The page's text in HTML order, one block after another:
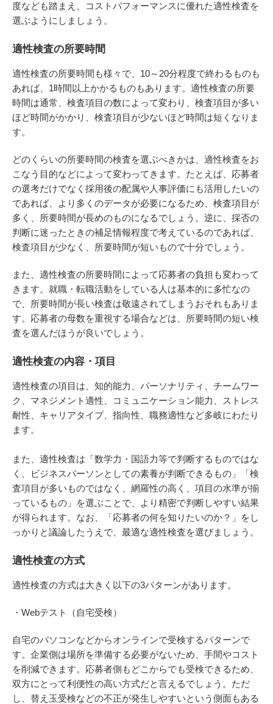
度なども踏まえ、コストパフォーマンスに優れた適性検査を
選ぶようにしましょう。
適性検査の所要時間
適性検査の所要時間も様々で、10～20分程度で終わるものも
あれば、1時間以上かかるものもあります。適性検査の所要
時間は通常、検査項目の数によって変わり、検査項目が多い
ほど時間がかかり、検査項目が少ないほど時間は短くなりま
す。
どのくらいの所要時間の検査を選ぶべきかは、適性検査をお
こなう目的などによって変わってきます。たとえば、応募者
の選考だけでなく採用後の配属や人事評価にも活用したいの
であれば、より多くのデータが必要になるため、検査項目が
多く、所要時間が長めのものになるでしょう。逆に、採否の
判断に迷ったときの補足情報程度で考えているのであれば、
検査項目が少なく、所要時間が短いもので十分でしょう。
また、適性検査の所要時間によって応募者の負担も変わって
きます。就職・転職活動をしている人は基本的に多忙なの
で、所要時間が長い検査は敬遠されてしまうおそれもありま
す。応募者の母数を重視する場合などは、所要時間の短い検
査を選んだほうが良いでしょう。
適性検査の内容・項目
適性検査の項目は、知的能力、パーソナリティ、チームワー
ク、マネジメント適性、コミュニケーション能力、ストレス
耐性、キャリアタイプ、指向性、職務適性など多岐にわたり
ます。
また、適性検査は「数学力・国語力等で判断するものではな
く、ビジネスパーソンとしての素養が判断できるもの」「検
査項目が多いものではなく、網羅性の高く、項目の水準が揃
っているもの」を選ぶことで、より精密で判断しやすい結果
が得られます。なお、「応募者の何を知りたいのか？」をし
っかりと議論したうえで、最適な適性検査を選びましょう。
適性検査の方式
適性検査の方式は大きく以下の3パターンがあります。
・Webテスト（自宅受検）
自宅のパソコンなどからオンラインで受検するパターンで
す。企業側は場所を準備する必要がないため、手間やコスト
を削減できます。応募者側もどこからでも受検できるため、
双方にとって利便性の高い方式だと言えるでしょう。ただ
し、替え玉受検などの不正が発生しやすいという側面もある